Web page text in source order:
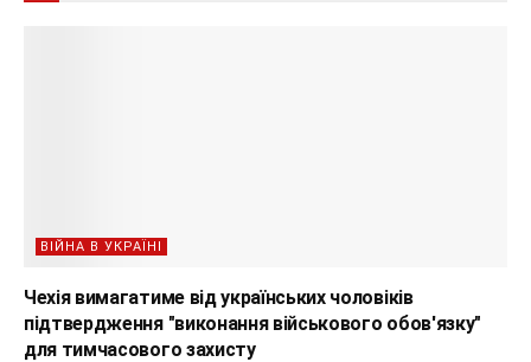
ВІЙНА В УКРАЇНІ
Чехія вимагатиме від українських чоловіків
підтвердження "виконання військового обов'язку"
для тимчасового захисту